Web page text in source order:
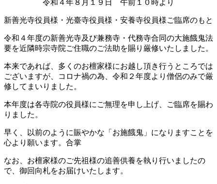
令和４年８月１９日 午前１０時より
新善光寺役員様・光臺寺役員様・安養寺役員様ご臨席のもと
令和４年度の新善光寺及び兼務寺・代務寺合同の大施餓鬼法
要を近隣時宗寺院ご住職のご法助を賜り厳修いたしました。
本来であれば、多くのお檀家様にお越し頂き行うところでは
ございますが、コロナ禍の為、令和２年度より僧侶のみで厳
修してまいりました。
本年度は各寺院の役員様にご無理を申し上げ、ご臨席を賜わ
りました。
早く、以前のように賑やかな「お施餓鬼」になりますことを
心より願います。合掌
なお、お檀家様のご先祖様の追善供養を執り行いましたの
で、御回向札をお届けいたします。